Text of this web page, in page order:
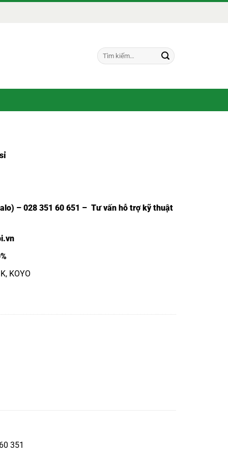
Tìm
kiếm:
– 028 351 60 651 – Tư vấn hỗ trợ kỹ thuật
KOYO
351